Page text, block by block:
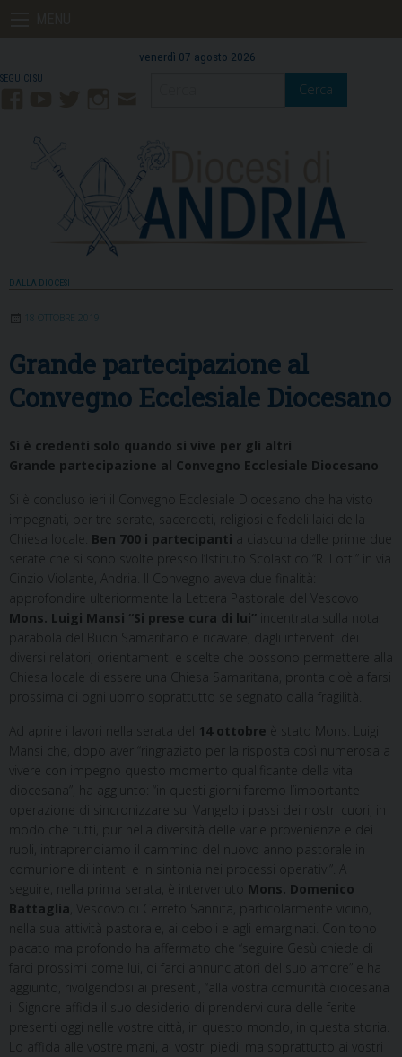
venerdì 07 agosto 2026
Mail
Cerca
DALLA DIOCESI
18 OTTOBRE 2019
Grande partecipazione al
Convegno Ecclesiale Diocesano
Si è credenti solo quando si vive per gli altri
Grande partecipazione al Convegno Ecclesiale Diocesano
Si è concluso ieri il Convegno Ecclesiale Diocesano che ha visto
impegnati, per tre serate, sacerdoti, religiosi e fedeli laici della
Chiesa locale.
Ben 700 i partecipanti a ciascuna delle prime due
serate che si sono svolte presso l’Istituto Scolastico “R. Lotti” in via
Cinzio Violante, Andria. Il Convegno aveva due finalità:
approfondire ulteriormente la Lettera Pastorale del Vescovo
Mons. Luigi Mansi “Si prese cura di lui” incentrata sulla nota
parabola del Buon Samaritano e ricavare, dagli interventi dei
diversi relatori, orientamenti e scelte che possono permettere alla
Chiesa locale di essere una Chiesa Samaritana, pronta cioè a farsi
prossima di ogni uomo soprattutto se segnato dalla fragilità.
Ad aprire i lavori nella serata del
14 ottobre è stato Mons. Luigi
Mansi che, dopo aver “ringraziato per la risposta così numerosa a
vivere con impegno questo momento qualificante della vita
diocesana”, ha aggiunto: “in questi giorni faremo l’importante
operazione di sincronizzare sul Vangelo i passi dei nostri cuori, in
modo che tutti, pur nella diversità delle varie provenienze e dei
ruoli, intraprendiamo il cammino del nuovo anno pastorale in
comunione di intenti e in sintonia nei processi operativi”. A
seguire, nella prima serata, è intervenuto Mons. Domenico
Battaglia , Vescovo di Cerreto Sannita, particolarmente vicino,
nella sua attività pastorale, ai deboli e agli emarginati. Con tono
pacato ma profondo ha affermato che “seguire Gesù chiede di
farci prossimi come lui, di farci annunciatori del suo amore” e ha
aggiunto, rivolgendosi ai presenti, “alla vostra comunità diocesana
il Signore affida il suo desiderio di prendervi cura delle ferite
presenti oggi nelle vostre città, in questo mondo, in questa storia.
Lo affida alle vostre mani, ai vostri piedi, ma soprattutto ai vostri